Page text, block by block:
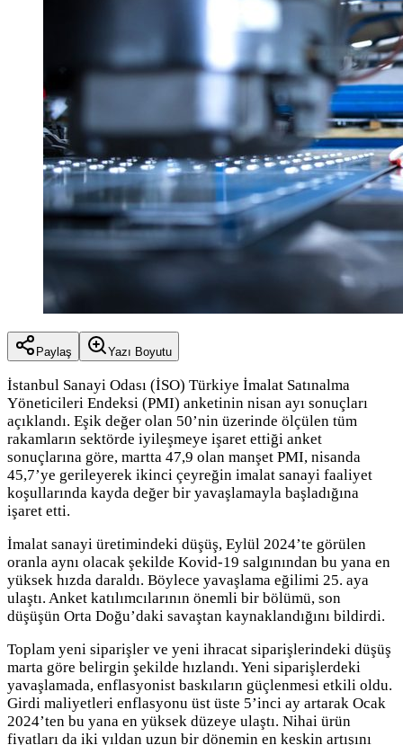
Paylaş Yazı Boyutu
İstanbul Sanayi Odası (İSO) Türkiye İmalat Satınalma
Yöneticileri Endeksi (PMI) anketinin nisan ayı sonuçları
açıklandı. Eşik değer olan 50’nin üzerinde ölçülen tüm
rakamların sektörde iyileşmeye işaret ettiği anket
sonuçlarına göre, martta 47,9 olan manşet PMI, nisanda
45,7’ye gerileyerek ikinci çeyreğin imalat sanayi faaliyet
koşullarında kayda değer bir yavaşlamayla başladığına
işaret etti.
İmalat sanayi üretimindeki düşüş, Eylül 2024’te görülen
oranla aynı olacak şekilde Kovid-19 salgınından bu yana en
yüksek hızda daraldı. Böylece yavaşlama eğilimi 25. aya
ulaştı. Anket katılımcılarının önemli bir bölümü, son
düşüşün Orta Doğu’daki savaştan kaynaklandığını bildirdi.
Toplam yeni siparişler ve yeni ihracat siparişlerindeki düşüş
marta göre belirgin şekilde hızlandı. Yeni siparişlerdeki
yavaşlamada, enflasyonist baskıların güçlenmesi etkili oldu.
Girdi maliyetleri enflasyonu üst üste 5’inci ay artarak Ocak
2024’ten bu yana en yüksek düzeye ulaştı. Nihai ürün
fiyatları da iki yıldan uzun bir dönemin en keskin artışını